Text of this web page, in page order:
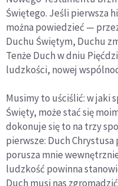
Świętego. Jeśli pierwsza
można powiedzieć —
Duchu Świętym, Duchu
Tenże Duch w dniu
ludzkości, nowej
Musimy to uściślić: w jaki
Święty, może stać się
dokonuje się to na trzy
pierwsze: Duch
porusza mnie
ludzkość powinna
Duch musi nas